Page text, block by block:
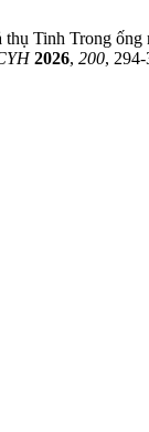
Tinh Trong
2026, 200,